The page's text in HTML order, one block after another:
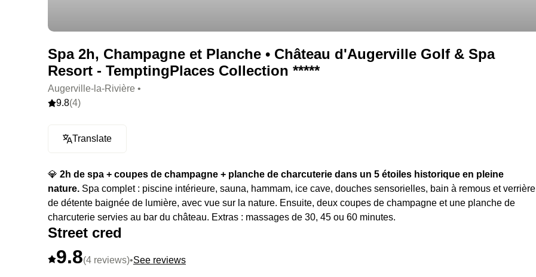
Spa 2h, Champagne et Planche • Château d'Augerville Golf & Spa
Resort - TemptingPlaces Collection *****
Augerville-la-Rivière •
9.8(4)
Translate
💎 2h de spa + coupes de champagne + planche de charcuterie dans un 5 étoiles historique en pleine
nature. Spa complet : piscine intérieure, sauna, hammam, ice cave, douches sensorielles, bain à remous et verrière
de détente baignée de lumière, avec vue sur la nature. Ensuite, deux coupes de champagne et une planche de
charcuterie servies au bar du château. Extras : massages de 30, 45 ou 60 minutes.
Street cred
9.8(4 reviews)•See reviews